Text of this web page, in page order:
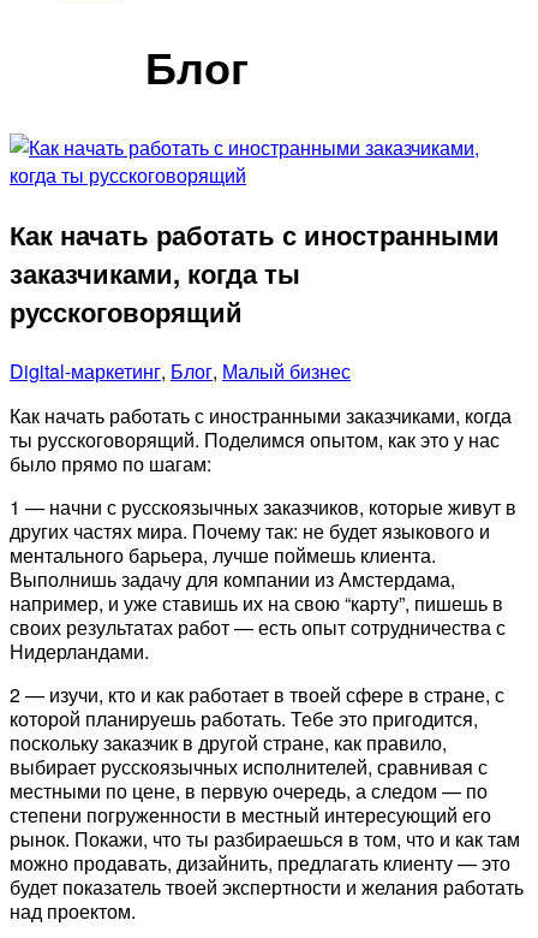
Блог
Как начать работать с иностранными
заказчиками, когда ты
русскоговорящий
Digital-маркетинг, Блог, Малый бизнес
Как начать работать с иностранными заказчиками, когда
ты русскоговорящий. Поделимся опытом, как это у нас
было прямо по шагам:
1 — начни с русскоязычных заказчиков, которые живут в
других частях мира. Почему так: не будет языкового и
ментального барьера, лучше поймешь клиента.
Выполнишь задачу для компании из Амстердама,
например, и уже ставишь их на свою “карту”, пишешь в
своих результатах работ — есть опыт сотрудничества с
Нидерландами.
2 — изучи, кто и как работает в твоей сфере в стране, с
которой планируешь работать. Тебе это пригодится,
поскольку заказчик в другой стране, как правило,
выбирает русскоязычных исполнителей, сравнивая с
местными по цене, в первую очередь, а следом — по
степени погруженности в местный интересующий его
рынок. Покажи, что ты разбираешься в том, что и как там
можно продавать, дизайнить, предлагать клиенту — это
будет показатель твоей экспертности и желания работать
над проектом.